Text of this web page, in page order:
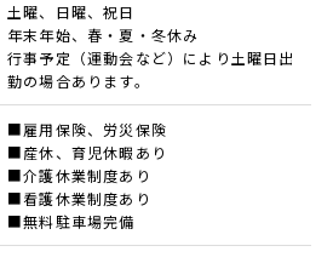
土曜、日曜、祝日
年末年始、春・夏・冬休み
行事予定（運動会など）により土曜日出
勤の場合あります。
■雇用保険、労災保険
■産休、育児休暇あり
■介護休業制度あり
■看護休業制度あり
■無料駐車場完備